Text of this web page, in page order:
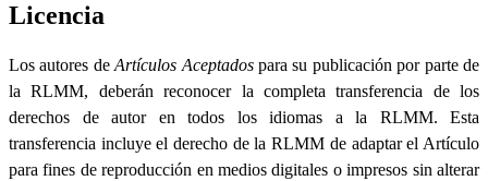
Licencia
Los autores deArtículos Aceptadospara su publicación por parte de
la RLMM, deberán reconocer la completa transferencia de los
derechos de autor en todos los idiomas a la RLMM. Esta
transferencia incluye el derecho de la RLMM de adaptar el Artículo
para fines de reproducción en medios digitales o impresos sin alterar